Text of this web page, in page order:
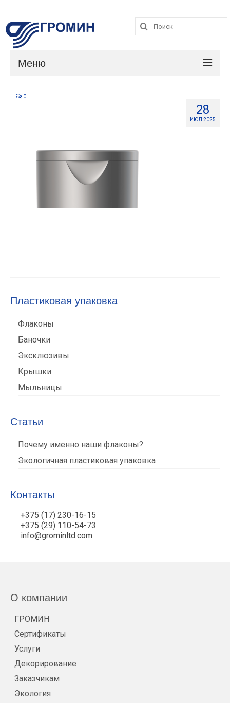
Поиск:
Меню
28
ИЮЛ 2025
0
Пластиковая упаковка
Флаконы
Баночки
Эксклюзивы
Крышки
Мыльницы
Статьи
Почему именно наши флаконы?
Экологичная пластиковая упаковка
Контакты
+375 (17) 230-16-15
+375 (29) 110-54-73
info@grominltd.com
О компании
ГРОМИН
Сертификаты
Услуги
Декорирование
Заказчикам
Экология